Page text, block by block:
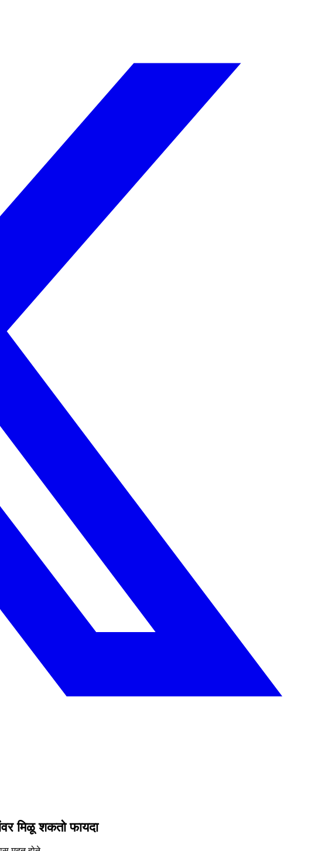
मिळू शकतो फायदा